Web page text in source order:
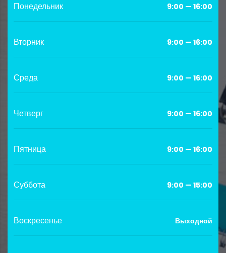
Понедельник 9:00 — 16:00
Вторник 9:00 — 16:00
Среда 9:00 — 16:00
Четверг 9:00 — 16:00
Пятница 9:00 — 16:00
Суббота 9:00 — 15:00
Воскресенье Выходной